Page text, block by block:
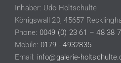
Inhaber: Udo Holtschulte
Königswall 20, 45657
Phone: 0049 (0) 23 61 – 48 38
Mobile: 0179 - 4932835
Email: info@galerie-